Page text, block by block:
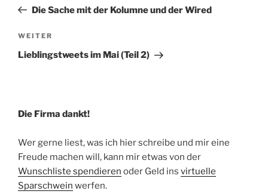
Beitrag
Die Sache mit der Kolumne und der Wired
Nächster
Beitrag
WEITER
Lieblingstweets im Mai (Teil 2)
Die Firma dankt!
Wer gerne liest, was ich hier schreibe und mir eine
Freude machen will, kann mir etwas von der
Wunschliste spendieren oder Geld ins virtuelle
Sparschwein werfen.